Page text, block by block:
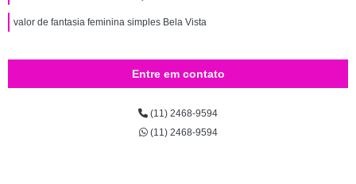
valor de fantasia feminina simples Bela Vista
Entre em contato
(11) 2468-9594
(11) 2468-9594